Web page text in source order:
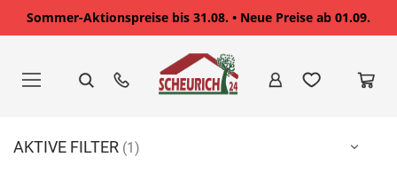
Sommer-Aktionspreise bis 31.08. • Neue Preise ab 01.09.
springen
AKTIVE FILTER